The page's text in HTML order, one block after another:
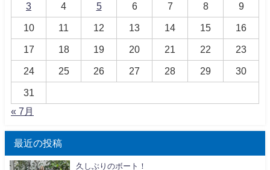
3 4 5 6 7 8 9
10 11 12 13 14 15 16
17 18 19 20 21 22 23
24 25 26 27 28 29 30
31
« 7月
最近の投稿
久しぶりのボート！